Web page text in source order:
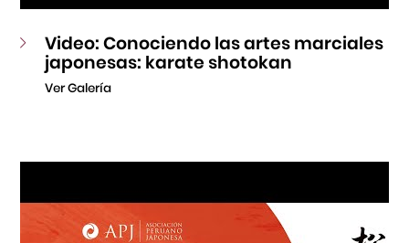
Video: Conociendo las artes marciales
japonesas: karate shotokan
Ver Galería